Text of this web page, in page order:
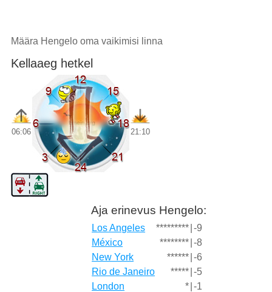
Määra Hengelo oma vaikimisi linna
Kellaaeg hetkel
06:06 21:10
Aja erinevus Hengelo:
Los Angeles ********* -9
México
******** -8
New York
****** -6
Rio de Janeiro
***** -5
London
* -1